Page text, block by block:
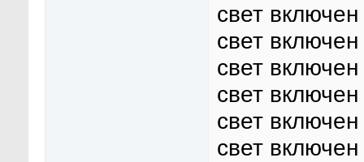
свет
свет включен
свет
свет
свет
свет